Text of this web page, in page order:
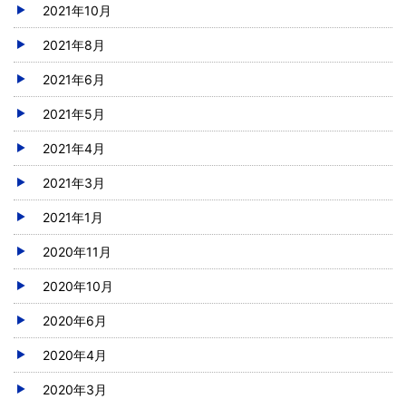
2021年10月
2021年8月
2021年6月
2021年5月
2021年4月
2021年3月
2021年1月
2020年11月
2020年10月
2020年6月
2020年4月
2020年3月